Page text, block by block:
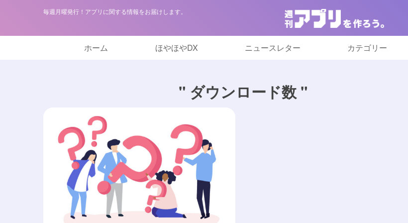
毎週月曜発行！アプリに関する情報をお届けします。
ホーム ほやほやDX ニュースレター カテゴリー
" ダウンロード数 "